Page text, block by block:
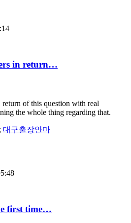
in return…
return of this question with real
the whole thing regarding that.
대구출장안마
first time…